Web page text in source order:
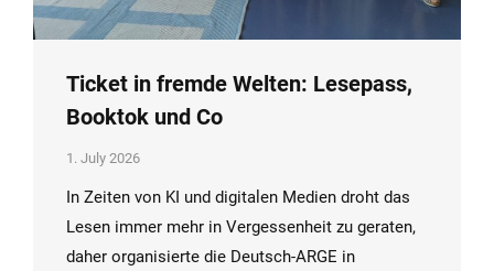
Ticket in fremde Welten: Lesepass,
Booktok und Co
1. July 2026
In Zeiten von KI und digitalen Medien droht das
Lesen immer mehr in Vergessenheit zu geraten,
daher organisierte die Deutsch-ARGE in